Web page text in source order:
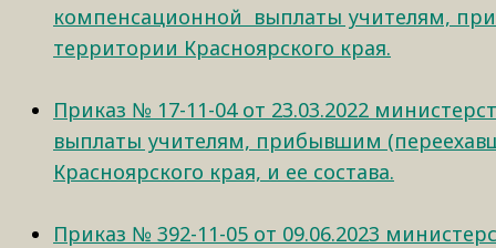
компенсационной выплаты учителям,
территории Красноярского края.
Приказ № 17-11-04 от 23.03.2022
выплаты учителям, прибывшим
Красноярского края, и ее состава.
Приказ № 392-11-05 от 09.06.2023